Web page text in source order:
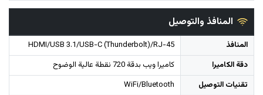
المنافذ والتوصيل
المنافذ
HDMI/USB 3.1/USB-C (Thunderbolt)/RJ-45
دقة الكاميرا
تقنيات التوصيل
WiFi/Bluetooth